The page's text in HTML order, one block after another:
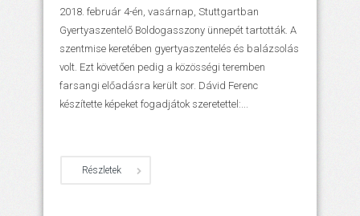
2018. február 4-én, vasárnap, Stuttgartban
Gyertyaszentelő Boldogasszony ünnepét tartották. A
szentmise keretében gyertyaszentelés és balázsolás
volt. Ezt követően pedig a közösségi teremben
farsangi előadásra került sor. Dávid Ferenc
készítette képeket fogadjátok szeretettel:...
Részletek